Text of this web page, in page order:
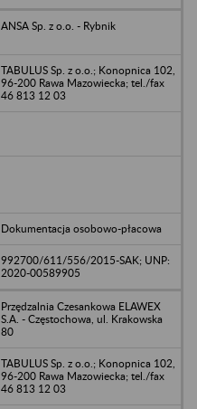
ANSA Sp. z o.o. - Rybnik
TABULUS Sp. z o.o.; Konopnica 102,
96-200 Rawa Mazowiecka; tel./fax
46 813 12 03
Dokumentacja osobowo-płacowa
992700/611/556/2015-SAK; UNP:
2020-00589905
Przędzalnia Czesankowa ELAWEX
S.A. - Częstochowa, ul. Krakowska
80
TABULUS Sp. z o.o.; Konopnica 102,
96-200 Rawa Mazowiecka; tel./fax
46 813 12 03